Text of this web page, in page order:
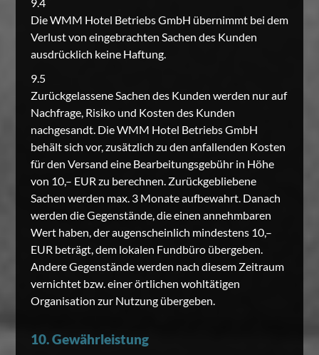
Die WMM Hotel Betriebs GmbH übernimmt bei dem
Verlust von eingebrachten Sachen des Kunden
ausdrücklich keine Haftung.
9.5
Zurückgelassene Sachen des Kunden werden nur auf
Nachfrage, Risiko und Kosten des Kunden
nachgesandt. Die WMM Hotel Betriebs GmbH
behält sich vor, zusätzlich zu den anfallenden Kosten
für den Versand eine Bearbeitungsgebühr in Höhe
von 10,– EUR zu berechnen. Zurückgebliebene
Sachen werden max. 3 Monate aufbewahrt. Danach
werden die Gegenstände, die einen annehmbaren
Wert haben, der augenscheinlich mindestens 10,–
EUR beträgt, dem lokalen Fundbüro übergeben.
Andere Gegenstände werden nach diesem Zeitraum
vernichtet bzw. einer örtlichen wohltätigen
Organisation zur Nutzung übergeben.
10. Gewährleistung